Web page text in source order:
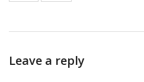
Leave a reply